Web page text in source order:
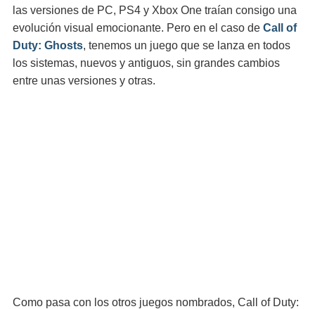
las versiones de PC, PS4 y Xbox One traían consigo una
evolución visual emocionante. Pero en el caso de Call of
Duty: Ghosts, tenemos un juego que se lanza en todos
los sistemas, nuevos y antiguos, sin grandes cambios
entre unas versiones y otras.
Como pasa con los otros juegos nombrados, Call of Duty: